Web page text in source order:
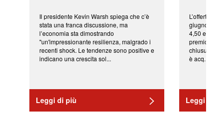
Il presidente Kevin Warsh spiega che c’è
stata una franca discussione, ma
l’economia sta dimostrando
"un'impressionante resilienza, malgrado i
recenti shock. Le tendenze sono positive e
indicano una crescita sol...
Leggi di più
L’offerta
giugno da
4,50 euro
premio di
chiusura
è acq...
Leggi di